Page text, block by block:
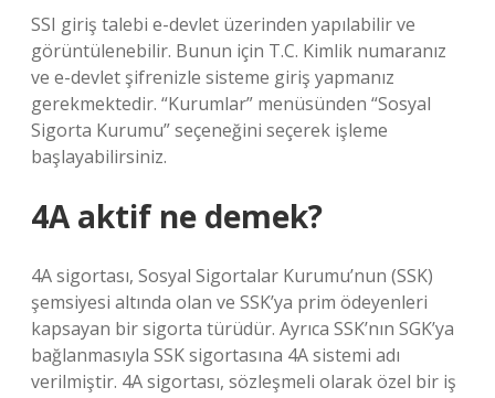
SSI giriş talebi e-devlet üzerinden yapılabilir ve
görüntülenebilir. Bunun için T.C. Kimlik numaranız
ve e-devlet şifrenizle sisteme giriş yapmanız
gerekmektedir. “Kurumlar” menüsünden “Sosyal
Sigorta Kurumu” seçeneğini seçerek işleme
başlayabilirsiniz.
4A aktif ne demek?
4A sigortası, Sosyal Sigortalar Kurumu’nun (SSK)
şemsiyesi altında olan ve SSK’ya prim ödeyenleri
kapsayan bir sigorta türüdür. Ayrıca SSK’nın SGK’ya
bağlanmasıyla SSK sigortasına 4A sistemi adı
verilmiştir. 4A sigortası, sözleşmeli olarak özel bir iş